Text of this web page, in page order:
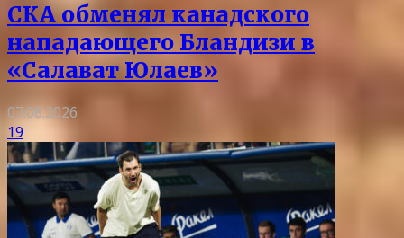
СКА обменял канадского
нападающего Бландизи в
«Салават Юлаев»
07.08.2026
19